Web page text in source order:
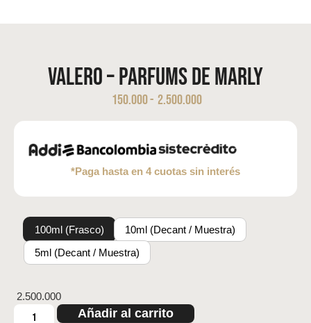
Valero – Parfums de Marly
150.000- 2.500.000
*Paga hasta en 4 cuotas sin interés
100ml (Frasco)
10ml (Decant / Muestra)
5ml (Decant / Muestra)
2.500.000
Añadir al carrito